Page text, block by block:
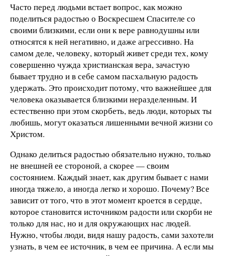
Часто перед людьми встает вопрос, как можно
поделиться радостью о Воскресшем Спасителе со
своими близкими, если они к вере равнодушны или
относятся к ней негативно, и даже агрессивно. На
самом деле, человеку, который живет среди тех, кому
совершенно чужда христианская вера, зачастую
бывает трудно и в себе самом пасхальную радость
удержать. Это происходит потому, что важнейшее для
человека оказывается близкими неразделенным. И
естественно при этом скорбеть, ведь люди, которых ты
любишь, могут оказаться лишенными вечной жизни со
Христом.
Однако делиться радостью обязательно нужно, только
не внешней ее стороной, а скорее — своим
состоянием. Каждый знает, как другим бывает с нами
иногда тяжело, а иногда легко и хорошо. Почему? Все
зависит от того, что в этот момент кроется в сердце,
которое становится источником радости или скорби не
только для нас, но и для окружающих нас людей.
Нужно, чтобы люди, видя нашу радость, сами захотели
узнать, в чем ее источник, в чем ее причина. А если мы